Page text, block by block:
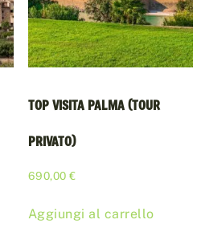
TOP VISITA PALMA (TOUR
PRIVATO)
690,00€
Aggiungi al carrello